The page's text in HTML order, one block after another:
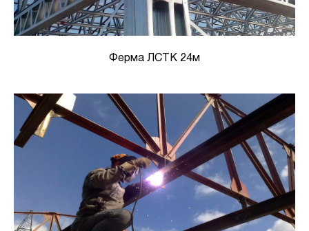
Ферма ЛСТК 24м